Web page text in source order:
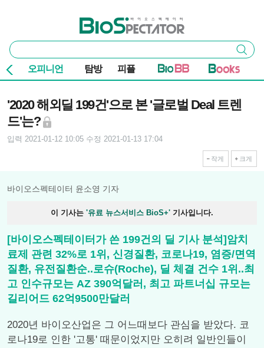
바이오스펙테이터
통
합
검
색
검색
오피니언 탐방 피플
'2020 해외딜 199건'으로 본 '글로벌 Deal 트렌
드'는?
입력 2021-01-12 10:05 수정 2021-01-13 17:04
작게 크게
바이오스펙테이터 윤소영 기자
이 기사는 '유료 뉴스서비스 BioS+' 기사입니다.
[바이오스펙테이터가 쓴 199건의 딜 기사 분석]암치
료제 관련 32%로 1위, 신경질환, 코로나19, 염증/면역
질환, 유전질환순..로슈(Roche), 딜 체결 건수 1위..최
고 인수규모는 AZ 390억달러, 최고 파트너십 규모는
길리어드 62억9500만달러
2020년 바이오산업은 그 어느때보다 관심을 받았다. 코
로나19로 인한 '고통' 때문이었지만 오히려 일반인들이